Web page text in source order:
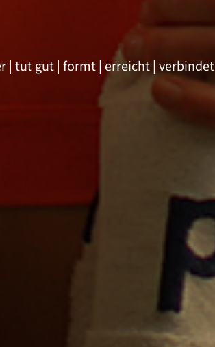
| tut gut | formt | erreicht | verbindet